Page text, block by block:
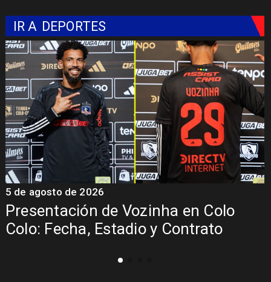
IR A DEPORTES
La Roja enfrentará a los
del Mundial 2026
5 de agosto de 2026